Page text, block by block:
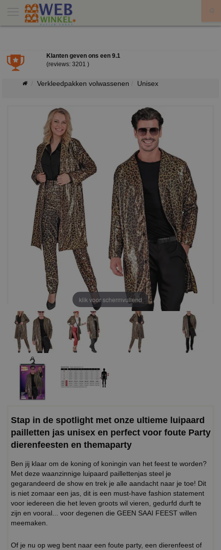
Klanten geven ons een 9.1
(reviews: 3201 )
Verkleedpakken volwassenen Unisex
klik voor schermvullend
Stap in de spotlight met onze ultieme luipaard
pailletten jas unisex en perfect voor foute Party
dierenfeesten en themaparty
Ben jij klaar om de koning of koningin van het feest te worden?
Met deze waanzinnige luipaard paillettenjas steel je
gegarandeerd de show en trek je alle aandacht naar je toe! Dit
is niet zomaar een jas, dit is een must-have fashion statement
voor iedereen die het leven groots wil vieren, gedurfd durft te
zijn en vooral... voor degenen die GEEN SAAI FEEST willen
meemaken.
Of je nu op weg bent naar een foute party, een dierenfeest of